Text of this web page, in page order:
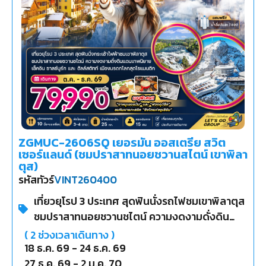
ZGMUC-2606SQ เยอรมัน ออสเตรีย สวิต
เซอร์แลนด์ (ชมปราสาทนอยชวานสไตน์ เขาพิลา
ตุส)
รหัสทัวร์VINT260400
เที่ยวยุโรป 3 ประเทศ สุดฟินนั่งรถไฟชมเขาพิลาตุส
ชมปราสาทนอยชวานชไตน์ ความงดงามดั่งดิน
แดนเทพนิยาย เช็คอิน ซาลซ์บูร์ก และ ฮัลล์สตัทท์
เมืองมกรดกโลกสุดโรแมนติก
(2ช่วงเวลาเดินทาง )
18 ธ.ค. 69 - 24 ธ.ค. 69